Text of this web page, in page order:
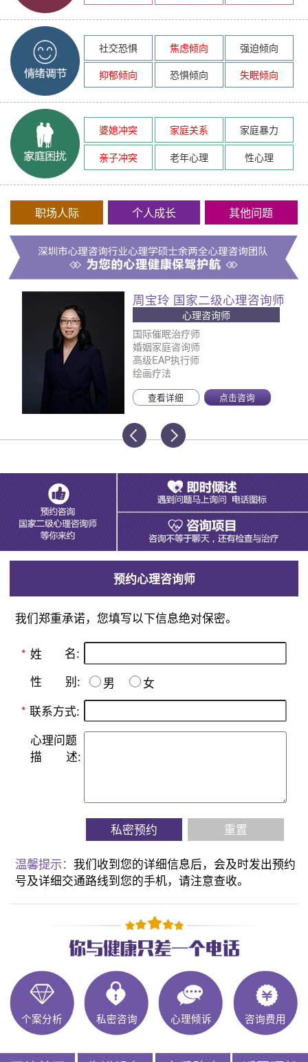
社交恐惧 焦虑倾向
强迫倾向
抑郁倾向
恐惧倾向 失眠倾向
婆媳冲突 家庭关系
家庭暴力
亲子冲突
老年心理 性心理
职场人际 个人成长 其他问题
周宝玲 国家二级心理咨询师
心理咨询师
国际催眠治疗师
婚姻家庭咨询师
高级EAP执行师
绘画疗法
查看详细 点击咨询
预约心理咨询师
我们郑重承诺，您填写以下信息绝对保密。
* 姓 名:
性 别: 男
女
* 联系方式:
心理问题
描
述:
私密预约 重置
温馨提示：我们收到您的详细信息后，会及时发出预约
号及详细交通路线到您的手机，请注意查收。
个案分析 私密咨询 心理倾诉 咨询费用